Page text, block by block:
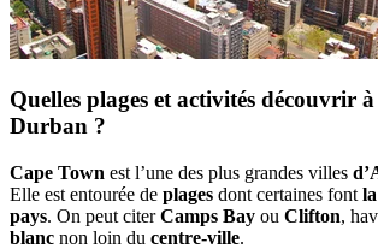
Quelles plages et activités découvrir
Durban ?
Cape Town est l’une des plus grandes villes
Elle est entourée de plages dont certaines font
pays. On peut citerCamps Bay ou Clifton,
blanc non loin du centre-ville.